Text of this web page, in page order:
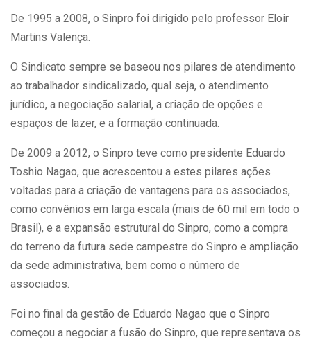
De 1995 a 2008, o Sinpro foi dirigido pelo professor Eloir
Martins Valença.
O Sindicato sempre se baseou nos pilares de atendimento
ao trabalhador sindicalizado, qual seja, o atendimento
jurídico, a negociação salarial, a criação de opções e
espaços de lazer, e a formação continuada.
De 2009 a 2012, o Sinpro teve como presidente Eduardo
Toshio Nagao, que acrescentou a estes pilares ações
voltadas para a criação de vantagens para os associados,
como convênios em larga escala (mais de 60 mil em todo o
Brasil), e a expansão estrutural do Sinpro, como a compra
do terreno da futura sede campestre do Sinpro e ampliação
da sede administrativa, bem como o número de
associados.
Foi no final da gestão de Eduardo Nagao que o Sinpro
começou a negociar a fusão do Sinpro, que representava os